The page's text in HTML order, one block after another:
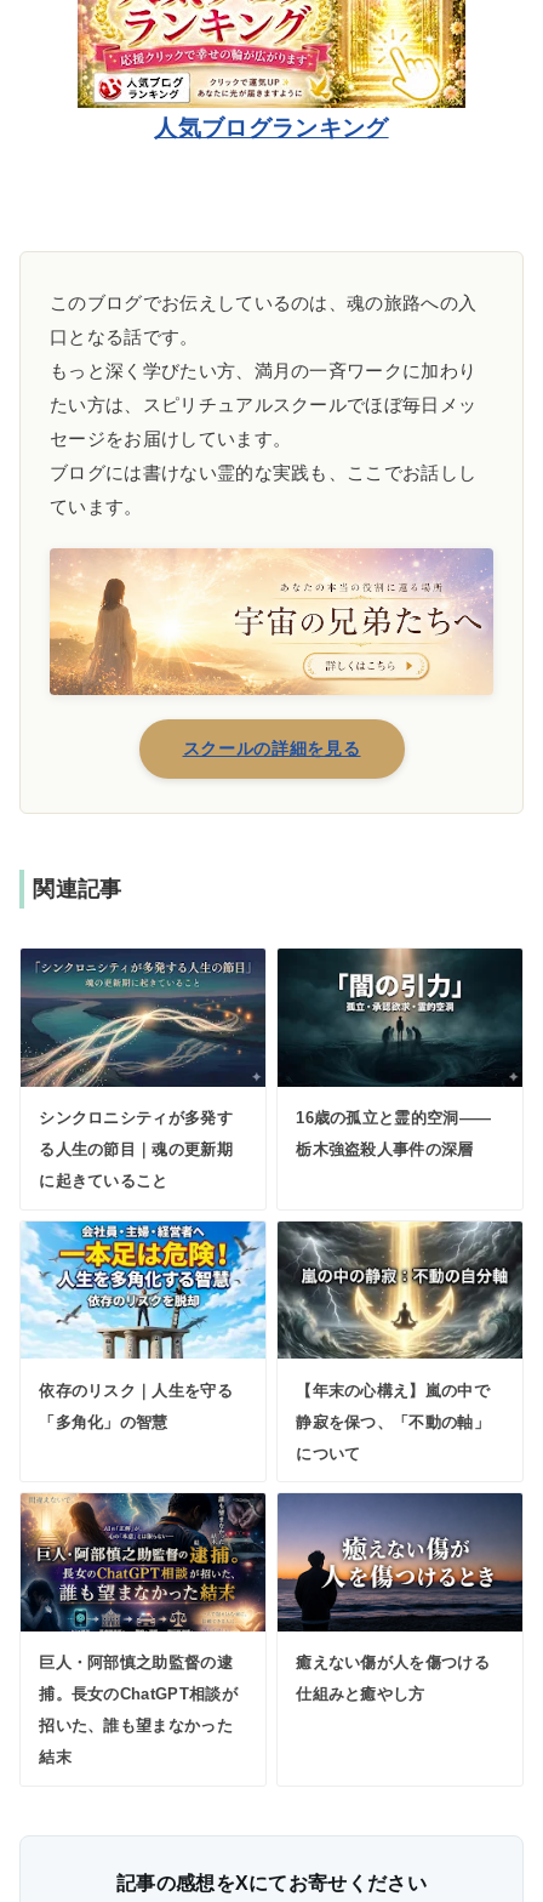
人気ブログランキング
このブログでお伝えしているのは、魂の旅路への入
口となる話です。
もっと深く学びたい方、満月の一斉ワークに加わり
たい方は、スピリチュアルスクールでほぼ毎日メッ
セージをお届けしています。
ブログには書けない霊的な実践も、ここでお話しし
ています。
スクールの詳細を見る
関連記事
シンクロニシティが多発す
る人生の節目｜魂の更新期
に起きていること
16歳の孤立と霊的空洞——
栃木強盗殺人事件の深層
依存のリスク｜人生を守る
「多角化」の智慧
【年末の心構え】嵐の中で
静寂を保つ、「不動の軸」
について
巨人・阿部慎之助監督の逮
捕。長女のChatGPT相談が
招いた、誰も望まなかった
結末
癒えない傷が人を傷つける
仕組みと癒やし方
記事の感想をXにてお寄せください